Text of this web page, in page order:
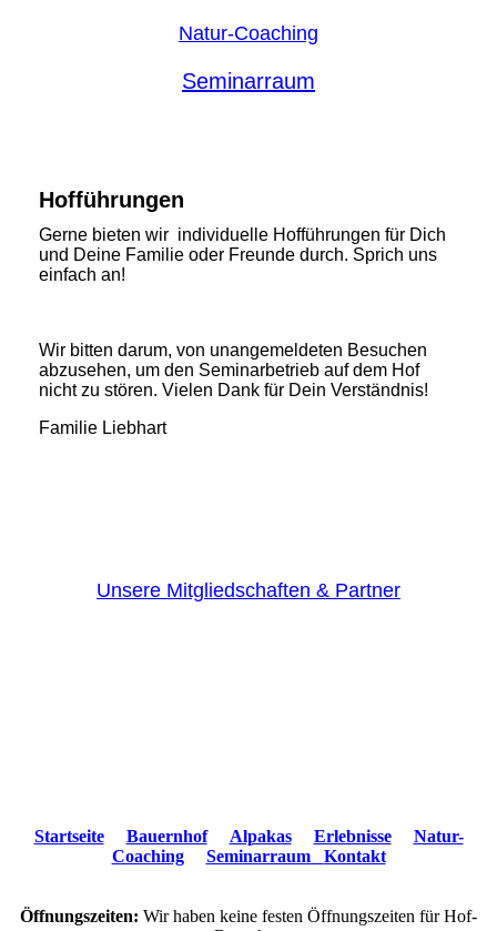
Natur-Coaching
Seminarraum
Hofführungen
Gerne bieten wir individuelle Hofführungen für Dich
und Deine Familie oder Freunde durch. Sprich uns
einfach an!
Wir bitten darum, von unangemeldeten Besuchen
abzusehen, um den Seminarbetrieb auf dem Hof
nicht zu stören. Vielen Dank für Dein Verständnis!
Familie Liebhart
Unsere Mitgliedschaften & Partner
Startseite Bauernhof Alpakas Erlebnisse
Natur-
Coaching
Seminarraum Kontakt
Öffnungszeiten: Wir haben keine festen Öffnungszeiten für Hof-